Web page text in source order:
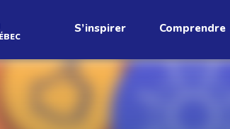
S’inspirer Comprendre